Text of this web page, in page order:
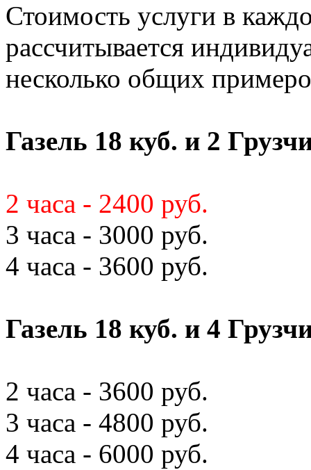
Стоимость услуги в
рассчитывается
несколько общих
Газель 18 куб. и 2
2 часа - 2400 руб.
3 часа - 3000 руб.
4 часа - 3600 руб.
Газель 18 куб. и 4
2 часа - 3600 руб.
3 часа - 4800 руб.
4 часа - 6000 руб.